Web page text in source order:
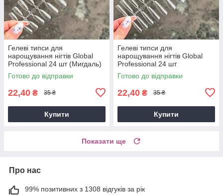
Гелеві типси для
нарощування нігтів Global
Professional 24 шт (Мигдаль)
Готово до відправки
22,40 ₴ 35 ₴
Купити
Гелеві типси для
нарощування нігтів Global
Professional 24 шт
(Балерина)
Готово до відправки
22,40 ₴ 35 ₴
Купити
Показати ще
Про нас
99% позитивних з 1308 відгуків за рік